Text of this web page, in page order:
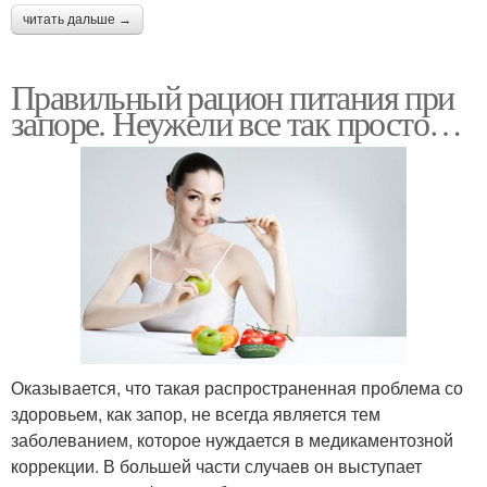
читать дальше →
Правильный рацион питания при
запоре. Неужели все так просто…
Оказывается, что такая распространенная проблема со
здоровьем, как запор, не всегда является тем
заболеванием, которое нуждается в медикаментозной
коррекции. В большей части случаев он выступает